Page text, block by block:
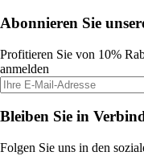
Abonnieren Sie
Profitieren Sie von 10%
anmelden
Bleiben Sie in
Folgen Sie uns in den